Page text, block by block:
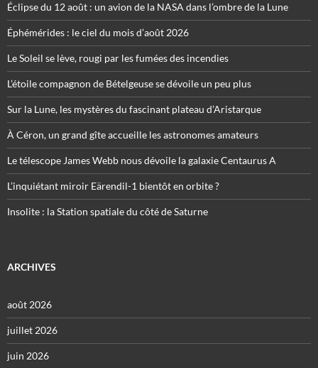
Éclipse du 12 août : un avion de la NASA dans l’ombre de la Lune
Éphémérides : le ciel du mois d’août 2026
Le Soleil se lève, rougi par les fumées des incendies
L’étoile compagnon de Bételgeuse se dévoile un peu plus
Sur la Lune, les mystères du fascinant plateau d’Aristarque
À Céron, un grand gîte accueille les astronomes amateurs
Le télescope James Webb nous dévoile la galaxie Centaurus A
L’inquiétant miroir Eärendil-1 bientôt en orbite ?
Insolite : la Station spatiale du côté de Saturne
ARCHIVES
août 2026
juillet 2026
juin 2026